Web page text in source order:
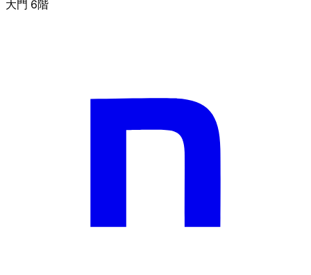
大門 6階